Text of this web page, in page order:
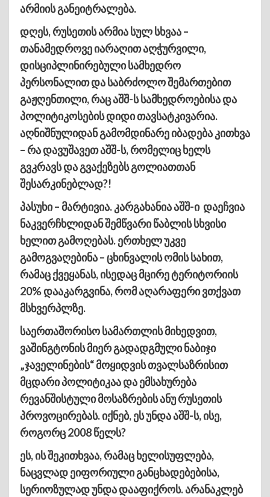
არმიის განეიტრალება.
დღეს, რუსეთის არმია სულ სხვაა –
თანამედროვე იარაღით აღჭურვილი,
დისციპლინირებული სამხედრო
პერსონალით და საბრძოლო შემართებით
გაჟღენთილი, რაც აშშ-ს სამხედროებისა და
პოლიტიკოსების დიდი თავსატკივარია.
აღნიშნულიდან გამომდინარე იბადება კითხვა
– რა დავუშავეთ აშშ-ს, რომელიც ხელს
გვკრავს და გვაქეზებს გოლიათთან
შესარკინებლად?!
პასუხი – მარტივია. კარგახანია აშშ-ი დაეჩვია
ნაკვერჩხლიდან შემწვარი წაბლის სხვისი
ხელით გამოღებას. ერთხელ უკვე
გამოგვაღებინა – ცხინვალის ომის სახით,
რამაც ქვეყანას, ისედაც მცირე ტერიტორიის
20% დააკარგვინა, რომ აღარაფერი ვთქვათ
მსხვერპლზე.
საერთაშორისო სამართლის მიხედვით,
ვაშინგტონის მიერ გადადგმული ნაბიჯი
„ჯაველინების“ მოყიდვის თვალსაზრისით
მცდარი პოლიტიკაა და ემსახურება
რევანშისტული მოსაზრების ანუ რუსეთის
პროვოცირებას. იქნებ, ეს უნდა აშშ-ს, ისე,
როგორც 2008 წელს?
ეს, ის შეკითხვაა, რამაც ხელისუფლება,
ნაცვლად ეიფორიული განცხადებებისა,
სერიოზულად უნდა დააფიქროს. არანაკლებ